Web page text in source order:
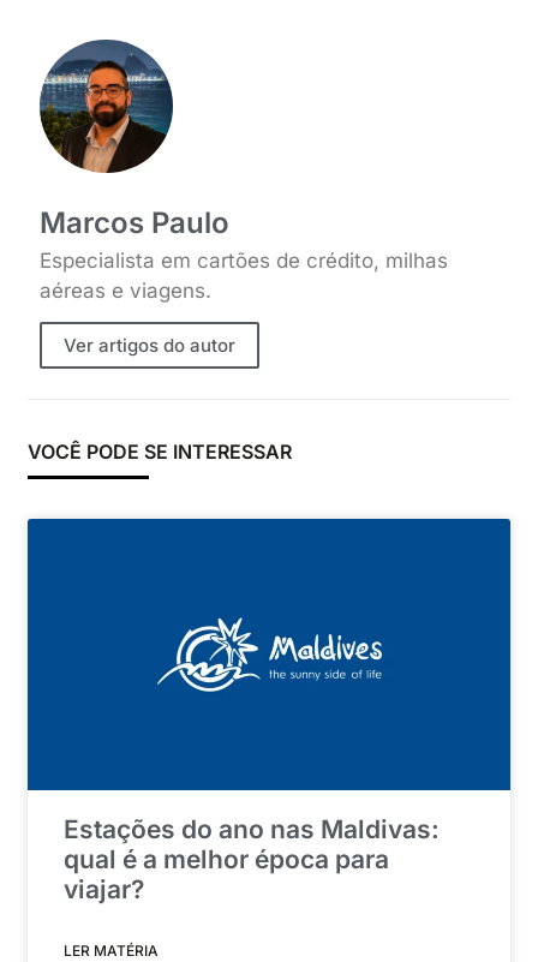
Marcos Paulo
Especialista em cartões de crédito, milhas
aéreas e viagens.
Ver artigos do autor
VOCÊ PODE SE INTERESSAR
Estações do ano nas Maldivas:
qual é a melhor época para
viajar?
LER MATÉRIA